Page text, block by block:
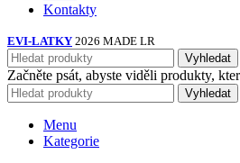
Kontakty
EVI-LATKY 2026 MADE LR
Vyhledat
Začněte psát, abyste viděli produkty,
Vyhledat
Menu
Kategorie